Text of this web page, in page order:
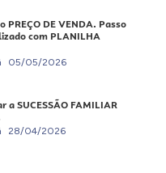
PREÇO DE VENDA. Passo
com PLANILHA
05/05/2026
a SUCESSÃO FAMILIAR
28/04/2026